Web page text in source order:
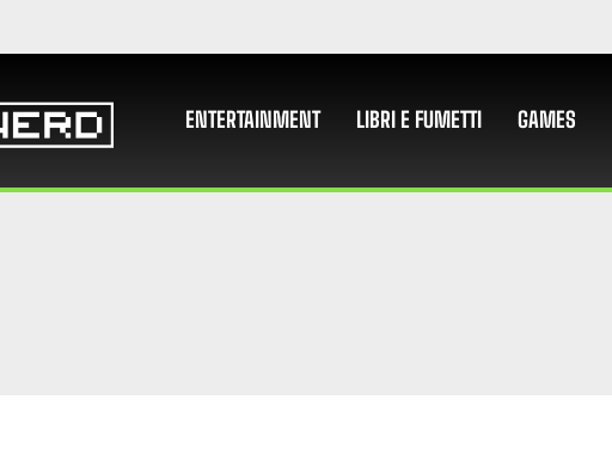
ENTERTAINMENT LIBRI E FUMETTI GAMES